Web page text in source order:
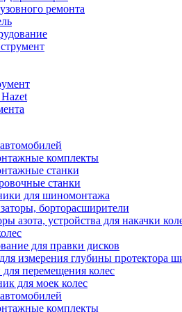
ремонта
комплекты
станки
станки
для шиномонтажа
борторасширители
азота, устройства для накачки
для правки дисков
измерения глубины протектора
перемещения колес
для моек колеc
комплекты